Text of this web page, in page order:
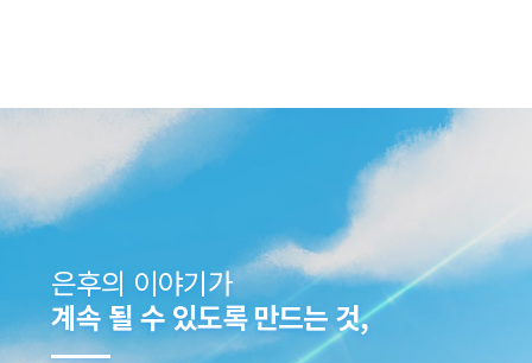
은후의 이야기가
계속 될 수 있도록 만드는 것,